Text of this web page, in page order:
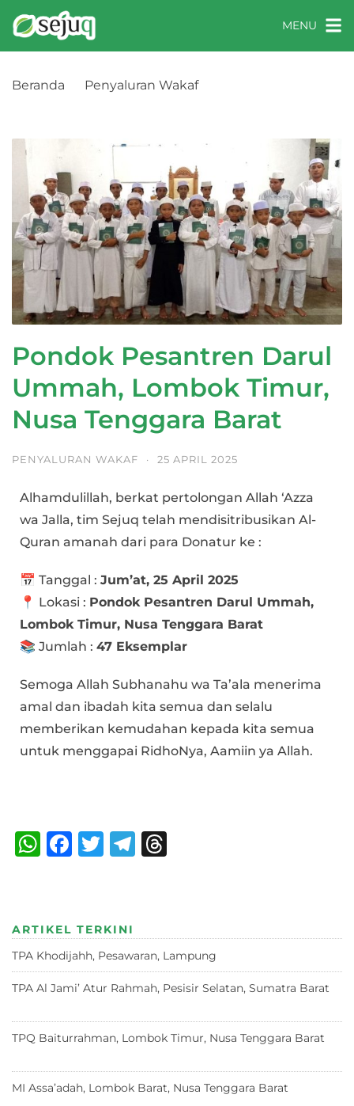
MENU
Beranda
Penyaluran Wakaf
Pondok Pesantren Darul
Ummah, Lombok Timur,
Nusa Tenggara Barat
PENYALURAN WAKAF · 25 APRIL 2025
Alhamdulillah, berkat pertolongan Allah ‘Azza
wa Jalla, tim Sejuq telah mendisitribusikan Al-
Quran amanah dari para Donatur ke :
📅 Tanggal : Jum’at, 25 April 2025
📍 Lokasi : Pondok Pesantren Darul Ummah,
Lombok Timur, Nusa Tenggara Barat
📚 Jumlah : 47 Eksemplar
Semoga Allah Subhanahu wa Ta’ala menerima
amal dan ibadah kita semua dan selalu
memberikan kemudahan kepada kita semua
untuk menggapai RidhoNya, Aamiin ya Allah.
W
s
A
p
p
F
e
b
o
o
k
T
te
r
T
ra
m
d
s
ARTIKEL TERKINI
TPA Khodijahh, Pesawaran, Lampung
TPA Al Jami’ Atur Rahmah, Pesisir Selatan, Sumatra Barat
TPQ Baiturrahman, Lombok Timur, Nusa Tenggara Barat
MI Assa’adah, Lombok Barat, Nusa Tenggara Barat